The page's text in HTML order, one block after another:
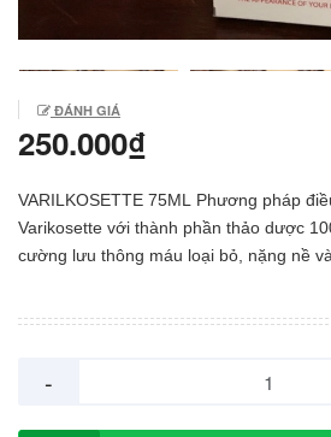
ĐÁNH GIÁ
250.000₫
VARILKOSETTE 75ML Phương pháp
Varikosette với thành phần thảo dược
cường lưu thông máu loại bỏ, nặng nề
lệ người mắc bệnh giãn tĩnh mạch chân
-